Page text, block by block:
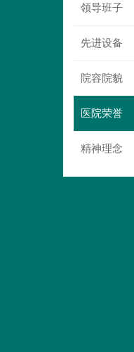
领导班子
先进设备
院容院貌
医院荣誉
精神理念